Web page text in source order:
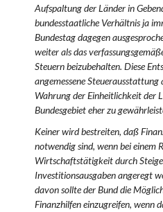
Aufspaltung der Länder in
bundesstaatliche Verhältnis ja
Bundestag dagegen
weiter als das
Steuern beizubehalten. Diese
angemessene
Wahrung der Einheitlichkeit der
Bundesgebiet eher zu
Keiner wird bestreiten, daß
notwendig sind, wenn bei einem
Wirtschaftstätigkeit durch
Investitionsausgaben angeregt
davon sollte der Bund die
Finanzhilfen einzugreifen, wenn